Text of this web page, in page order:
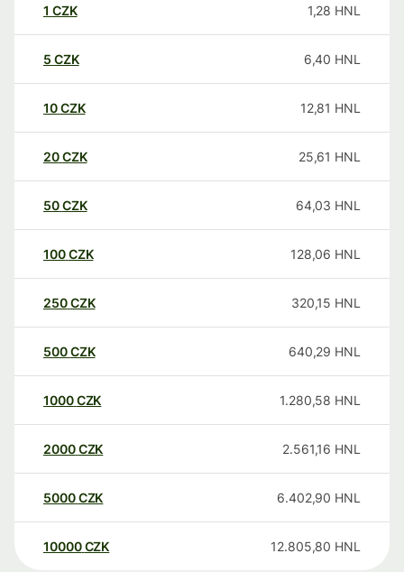
1 CZK 1,28 HNL
5 CZK 6,40 HNL
10CZK 12,81 HNL
20CZK 25,61 HNL
50CZK 64,03 HNL
100CZK 128,06 HNL
250CZK 320,15 HNL
500CZK 640,29 HNL
1000CZK 1.280,58 HNL
2000CZK 2.561,16 HNL
5000CZK 6.402,90 HNL
10000 CZK 12.805,80 HNL